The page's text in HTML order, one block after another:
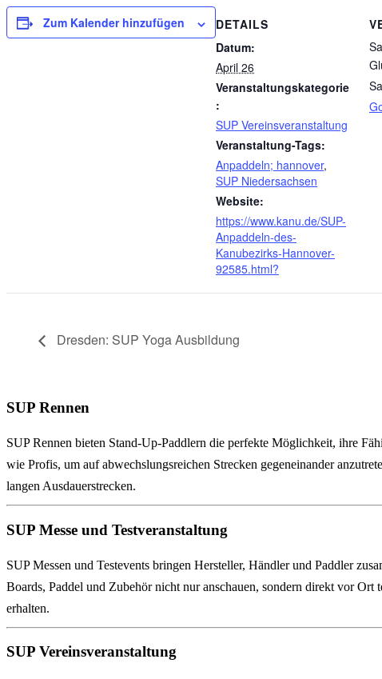
Zum Kalender hinzufügen
DETAILS
Datum:
April 26
Veranstaltungskategorie
:
SUP Vereinsveranstaltung
Veranstaltung-Tags:
Anpaddeln; hannover,
SUP Niedersachsen
Website:
https://www.kanu.de/SUP-
Anpaddeln-des-
Kanubezirks-Hannover-
92585.html?
Dresden: SUP Yoga Ausbildung
SUP Rennen
SUP Rennen bieten Stand-Up-Paddlern die perfekte Möglichkeit, ihre
wie Profis, um auf abwechslungsreichen Strecken gegeneinander
langen Ausdauerstrecken.
SUP Messe und Testveranstaltung
SUP Messen und Testevents bringen Hersteller, Händler und Paddler
Boards, Paddel und Zubehör nicht nur anschauen, sondern direkt vor
erhalten.
SUP Vereinsveranstaltung